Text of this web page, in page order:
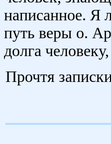
написанное. Я
путь веры о.
долга
Прочтя